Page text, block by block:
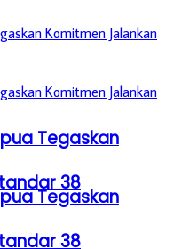
Tegaskan
38
Tegaskan
38